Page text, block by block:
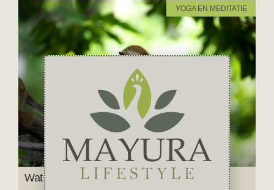
YOGA EN MEDITATIE
Wat is een Monkey Mind?